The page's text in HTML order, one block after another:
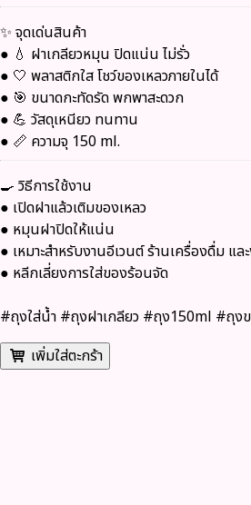
✨ จุดเด่นสินค้า
● 💧 ฝาเกลียวหมุน ปิดแน่น ไม่รั่ว
● 🤍 พลาสติกใส โชว์ของเหลวภายในได้
● 🎯 ขนาดกะทัดรัด พกพาสะดวก
● 💪 วัสดุเหนียว ทนทาน
● 📏 ความจุ 150 ml.
🍳 วิธีการใช้งาน
● เปิดฝาแล้วเติมของเหลว
● หมุนฝาปิดให้แน่น
● เหมาะสำหรับงานอีเวนต์ ร้านเครื่องดื่ม แ
● หลีกเลี่ยงการใส่ของร้อนจัด
#ถุงใส่น้ำ #ถุงฝาเกลียว #ถุง150ml #ถุง
เพิ่มใส่ตะกร้า